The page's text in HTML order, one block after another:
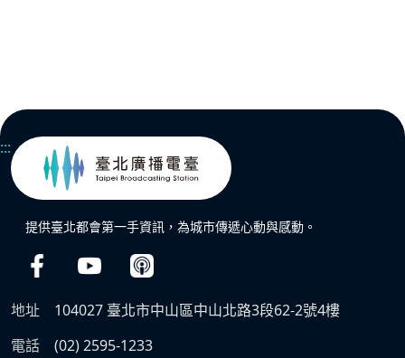
:::
提供臺北都會第一手資訊，為城市傳遞心動與感動。
地址
104027 臺北市中山區中山北路3段62-2號4樓
電話
(02) 2595-1233